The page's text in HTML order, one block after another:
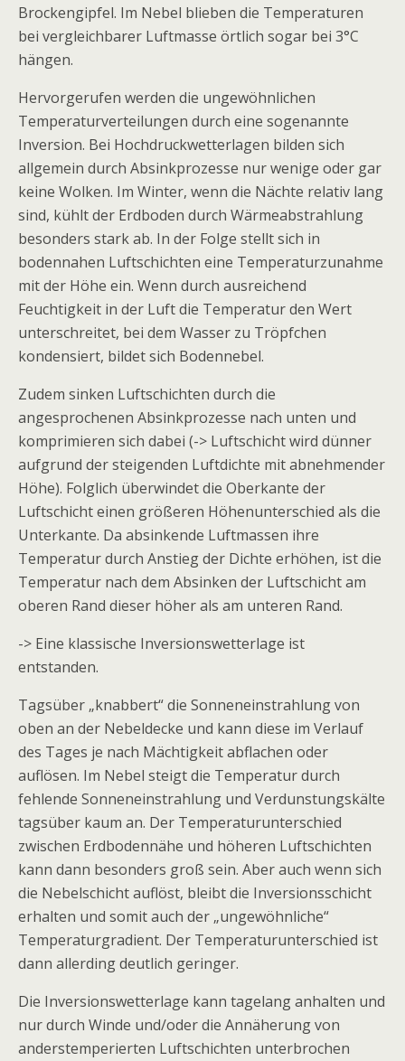
Brockengipfel. Im Nebel blieben die Temperaturen
bei vergleichbarer Luftmasse örtlich sogar bei 3°C
hängen.
Hervorgerufen werden die ungewöhnlichen
Temperaturverteilungen durch eine sogenannte
Inversion. Bei Hochdruckwetterlagen bilden sich
allgemein durch Absinkprozesse nur wenige oder gar
keine Wolken. Im Winter, wenn die Nächte relativ lang
sind, kühlt der Erdboden durch Wärmeabstrahlung
besonders stark ab. In der Folge stellt sich in
bodennahen Luftschichten eine Temperaturzunahme
mit der Höhe ein. Wenn durch ausreichend
Feuchtigkeit in der Luft die Temperatur den Wert
unterschreitet, bei dem Wasser zu Tröpfchen
kondensiert, bildet sich Bodennebel.
Zudem sinken Luftschichten durch die
angesprochenen Absinkprozesse nach unten und
komprimieren sich dabei (-> Luftschicht wird dünner
aufgrund der steigenden Luftdichte mit abnehmender
Höhe). Folglich überwindet die Oberkante der
Luftschicht einen größeren Höhenunterschied als die
Unterkante. Da absinkende Luftmassen ihre
Temperatur durch Anstieg der Dichte erhöhen, ist die
Temperatur nach dem Absinken der Luftschicht am
oberen Rand dieser höher als am unteren Rand.
-> Eine klassische Inversionswetterlage ist
entstanden.
Tagsüber „knabbert“ die Sonneneinstrahlung von
oben an der Nebeldecke und kann diese im Verlauf
des Tages je nach Mächtigkeit abflachen oder
auflösen. Im Nebel steigt die Temperatur durch
fehlende Sonneneinstrahlung und Verdunstungskälte
tagsüber kaum an. Der Temperaturunterschied
zwischen Erdbodennähe und höheren Luftschichten
kann dann besonders groß sein. Aber auch wenn sich
die Nebelschicht auflöst, bleibt die Inversionsschicht
erhalten und somit auch der „ungewöhnliche“
Temperaturgradient. Der Temperaturunterschied ist
dann allerding deutlich geringer.
Die Inversionswetterlage kann tagelang anhalten und
nur durch Winde und/oder die Annäherung von
anderstemperierten Luftschichten unterbrochen